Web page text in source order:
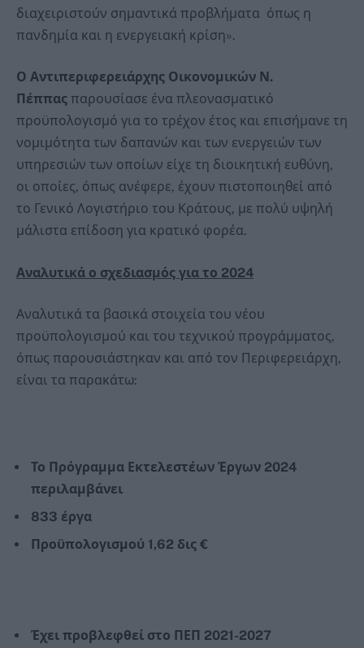
διαχειριστούν σημαντικά προβλήματα όπως η
πανδημία και η ενεργειακή κρίση».
Ο Αντιπεριφερειάρχης Οικονομικών Ν.
Πέππας παρουσίασε ένα πλεονασματικό
προϋπολογισμό για το τρέχον έτος και επισήμανε τη
νομιμότητα των δαπανών και των ενεργειών των
υπηρεσιών των οποίων είχε τη διοικητική ευθύνη,
οι οποίες, όπως ανέφερε, έχουν πιστοποιηθεί από
το Γενικό Λογιστήριο του Κράτους, με πολύ υψηλή
μάλιστα επίδοση για κρατικό φορέα.
Αναλυτικά ο σχεδιασμός για το 2024
Αναλυτικά τα βασικά στοιχεία του νέου
προϋπολογισμού και του τεχνικού προγράμματος,
όπως παρουσιάστηκαν και από τον Περιφερειάρχη,
είναι τα παρακάτω:
Το Πρόγραμμα Εκτελεστέων Έργων 2024
περιλαμβάνει
833 έργα
Προϋπολογισμού 1,62 δις €
Έχει προβλεφθεί στο ΠΕΠ 2021-2027